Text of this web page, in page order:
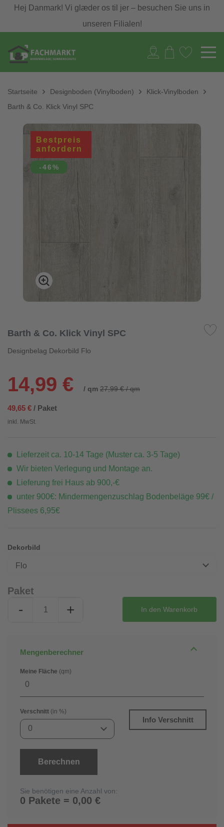
Hej Danmark! Vi glæder os til jer – besuchen Sie uns in
unseren Filialen!
Startseite Designboden (Vinylboden)
Klick-Vinylboden
Barth & Co. Klick Vinyl SPC
Bestpreis
anfordern
-46%
Barth & Co. Klick Vinyl SPC
Designbelag Dekorbild Flo
14,99 € / qm 27,99 € / qm
49,65 € / Paket
inkl. MwSt.
Lieferzeit ca. 10-14 Tage (Muster ca. 3-5 Tage)
Wir bieten Verlegung und Montage an.
Lieferung frei Haus ab 900,-€
unter 900€: Mindermengenzuschlag Bodenbeläge 99€ /
Plissees 6,95€
Dekorbild
Flo
Paket
- + In den Warenkorb
Mengenberechner
Meine Fläche (qm)
Verschnitt (in %)
0
Info Verschnitt
Berechnen
Sie benötigen eine Anzahl von:
0 Pakete = 0,00 €